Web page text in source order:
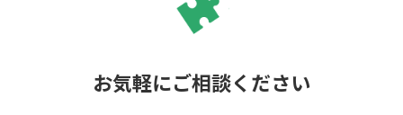
お気軽にご相談ください